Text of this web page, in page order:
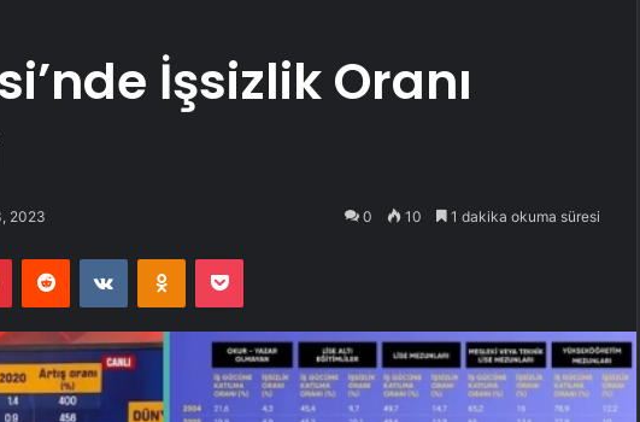
İşsizlik Oranı
2023 0 10 1 dakika okuma süresi
PinterestReddit VKontakteOdnoklassniki
Pocket